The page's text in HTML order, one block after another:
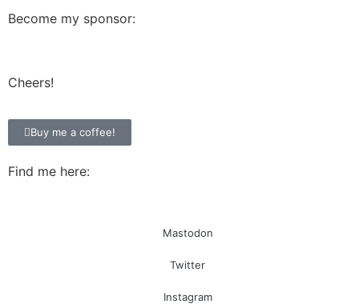
Become my sponsor:
Cheers!
Buy me a coffee!
Find me here:
Mastodon
Twitter
Instagram